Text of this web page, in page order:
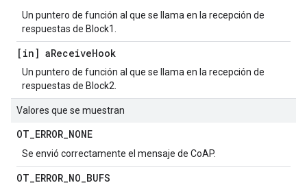
Un puntero de función al que se llama en la recepción de
respuestas de Block1.
[in] aReceiveHook
Un puntero de función al que se llama en la recepción de
respuestas de Block2.
Valores que se muestran
OT_ERROR_NONE
Se envió correctamente el mensaje de CoAP.
OT_ERROR_NO_BUFS